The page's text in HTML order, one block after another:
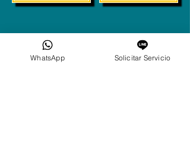
WhatsApp Solicitar Servicio